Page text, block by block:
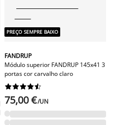
PREÇO SEMPRE BAIXO
FANDRUP
Módulo superior FANDRUP 145x41 3
portas cor carvalho claro






75,00 €/UN